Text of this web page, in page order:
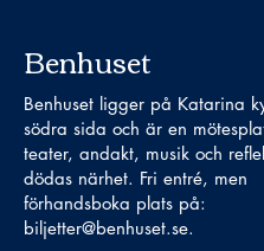
Benhuset
Benhuset ligger på Katarina
södra sida och är en
teater, andakt, musik och
dödas närhet. Fri entré, men
förhandsboka plats på:
biljetter@benhuset.se.